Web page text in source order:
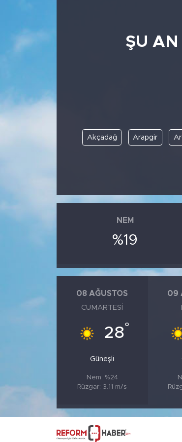
ŞU AN
Akçadağ Arapgir
NEM
%19
08 AĞUSTOS
CUMARTESI
28°
Güneşli
Nem: %24
Rüzgar: 3.11 m/s
09